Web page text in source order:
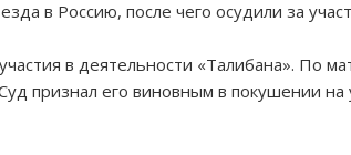
в Россию, после чего осудили за
в деятельности «Талибана»​. По
признал его виновным в покушении на